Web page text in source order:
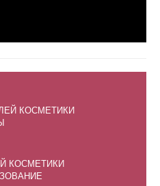
КОСМЕТИКИ
КОСМЕТИКИ